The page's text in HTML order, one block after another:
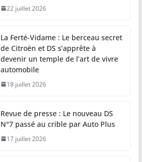
22 juillet 2026
La Ferté-Vidame : Le berceau secret
de Citroën et DS s’apprête à
devenir un temple de l’art de vivre
automobile
18 juillet 2026
Revue de presse : Le nouveau DS
N°7 passé au crible par Auto Plus
17 juillet 2026